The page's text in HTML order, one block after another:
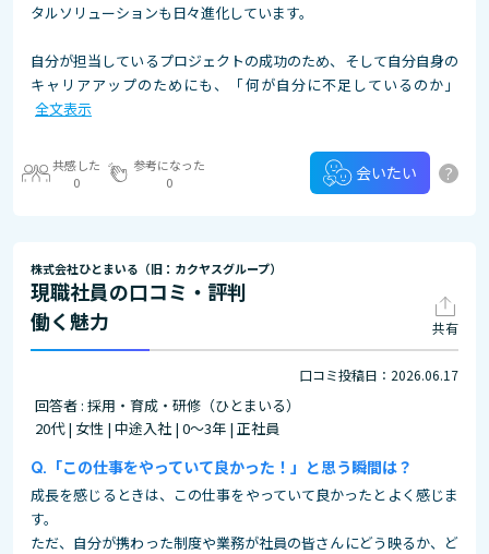
タルソリューションも日々進化しています。
自分が担当しているプロジェクトの成功のため、そして自分自身の
キャリアアップのためにも、「何が自分に不足しているのか」
全文表示
共感した
0
参考になった
0
会いたい ?
株式会社ひとまいる（旧：カクヤスグループ）
現職社員の口コミ・評判
働く魅力
共有
口コミ投稿日：2026.06.17
回答者 : 採用・育成・研修（ひとまいる）
20代 | 女性 | 中途入社 | 0～3年 | 正社員
「この仕事をやっていて良かった！」と思う瞬間は？
成長を感じるときは、この仕事をやっていて良かったとよく感じま
す。
ただ、自分が携わった制度や業務が社員の皆さんにどう映るか、ど